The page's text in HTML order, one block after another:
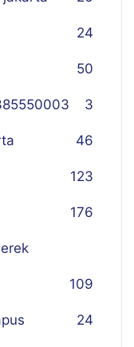
24
50
3
46
123
176
109
24